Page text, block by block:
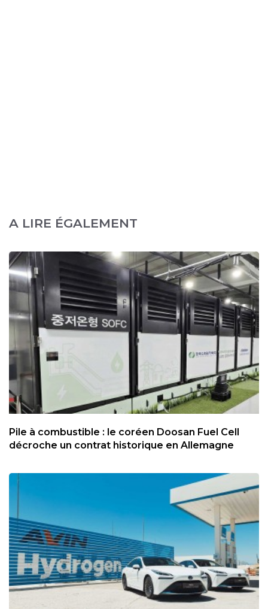
A LIRE ÉGALEMENT
Pile à combustible : le coréen Doosan Fuel Cell
décroche un contrat historique en Allemagne